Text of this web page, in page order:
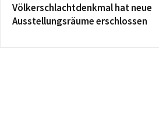
Völkerschlachtdenkmal hat neue
Ausstellungsräume erschlossen